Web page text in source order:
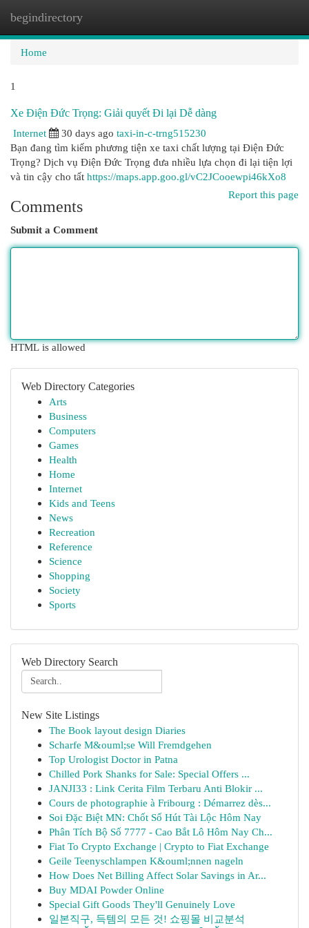
begindirectory
Home
1
Xe Điện Đức Trọng: Giải quyết Đi lại Dễ dàng
Internet
30 days ago taxi-in-c-trng515230
Bạn đang tìm kiếm phương tiện xe taxi chất lượng tại Điện Đức
Trọng? Dịch vụ Điện Đức Trọng đưa nhiều lựa chọn đi lại tiện lợi
và tin cậy cho tất https://maps.app.goo.gl/vC2JCooewpi46kXo8
Report this page
Comments
Submit a Comment
HTML is allowed
Web Directory Categories
Arts
Business
Computers
Games
Health
Home
Internet
Kids and Teens
News
Recreation
Reference
Science
Shopping
Society
Sports
Web Directory Search
New Site Listings
The Book layout design Diaries
Scharfe M&ouml;se Will Fremdgehen
Top Urologist Doctor in Patna
Chilled Pork Shanks for Sale: Special Offers ...
JANJI33 : Link Cerita Film Terbaru Anti Blokir ...
Cours de photographie à Fribourg : Démarrez dès...
Soi Đặc Biệt MN: Chốt Số Hút Tài Lộc Hôm Nay
Phân Tích Bộ Số 7777 - Cao Bắt Lô Hôm Nay Ch...
Fiat To Crypto Exchange | Crypto to Fiat Exchange
Geile Teenyschlampen K&ouml;nnen nageln
How Does Net Billing Affect Solar Savings in Ar...
Buy MDAI Powder Online
Special Gift Goods They'll Genuinely Love
일본직구, 득템의 모든 것! 쇼핑몰 비교분석